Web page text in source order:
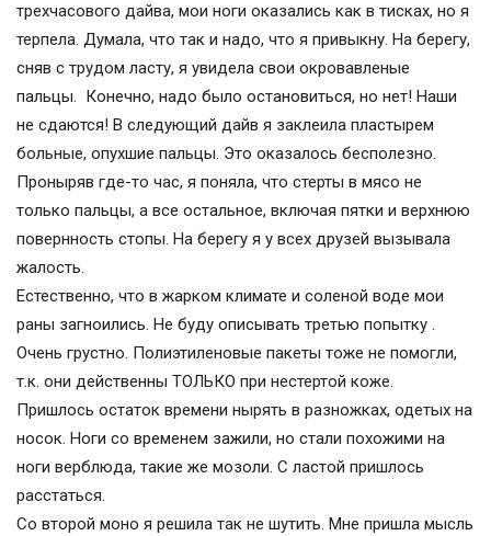
трехчасового дайва, мои ноги оказались как в тисках, но я
терпела. Думала, что так и надо, что я привыкну. На берегу,
сняв с трудом ласту, я увидела свои окровавленые
пальцы. Конечно, надо было остановиться, но нет! Наши
не сдаются! В следующий дайв я заклеила пластырем
больные, опухшие пальцы. Это оказалось бесполезно.
Проныряв где-то час, я поняла, что стерты в мясо не
только пальцы, а все остальное, включая пятки и верхнюю
повернность стопы. На берегу я у всех друзей вызывала
жалость.
Естественно, что в жарком климате и соленой воде мои
раны загноились. Не буду описывать третью попытку .
Очень грустно. Полиэтиленовые пакеты тоже не помогли,
т.к. они действенны ТОЛЬКО при нестертой коже.
Пришлось остаток времени нырять в разножках, одетых на
носок. Ноги со временем зажили, но стали похожими на
ноги верблюда, такие же мозоли. С ластой пришлось
расстаться.
Со второй моно я решила так не шутить. Мне пришла мысль